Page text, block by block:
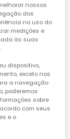
nossos
dos
no uso do
medições e
às suas
dispositivo,
exceto nos
a navegação
poderemos
sobre
com seus
e o